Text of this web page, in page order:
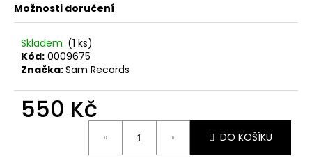
Možnosti doručení
Skladem (1 ks)
Kód: 0009675
Značka:Sam Records
550 Kč
DO KOŠÍKU
u
č
u
e
m